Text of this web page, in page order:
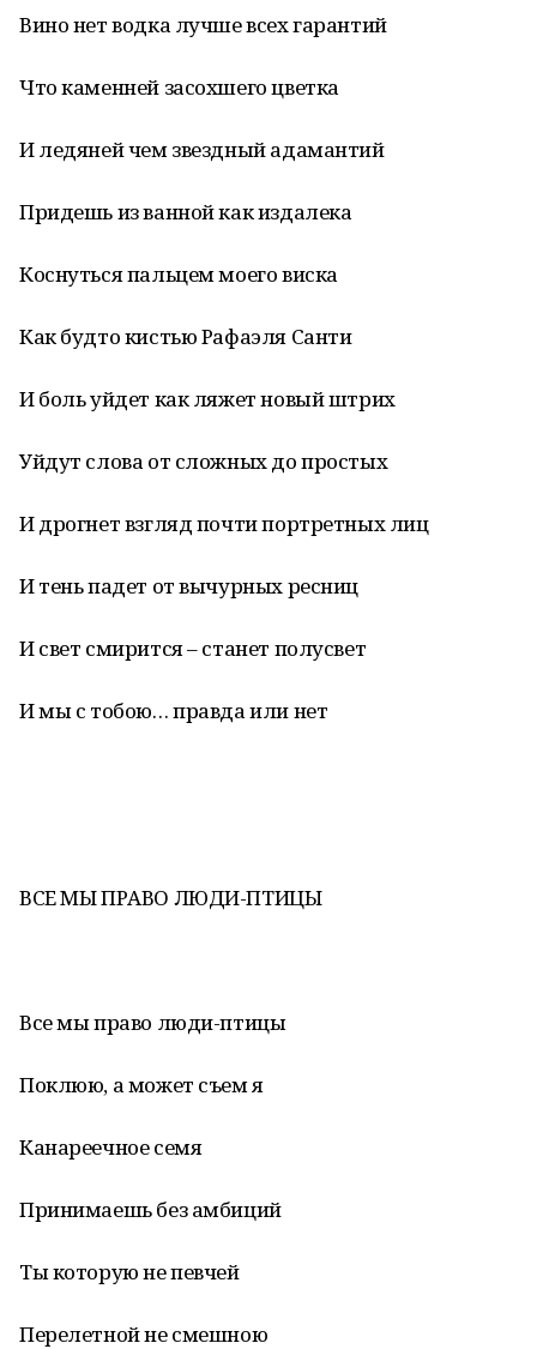
Вино нет водка лучше всех гарантий
Что каменней засохшего цветка
И ледяней чем звездный адамантий
Придешь из ванной как издалека
Коснуться пальцем моего виска
Как будто кистью Рафаэля Санти
И боль уйдет как ляжет новый штрих
Уйдут слова от сложных до простых
И дрогнет взгляд почти портретных лиц
И тень падет от вычурных ресниц
И свет смирится – станет полусвет
И мы с тобою… правда или нет
ВСЕ МЫ ПРАВО ЛЮДИ-ПТИЦЫ
Все мы право люди-птицы
Поклюю, а может съем я
Канареечное семя
Принимаешь без амбиций
Ты которую не певчей
Перелетной не смешною